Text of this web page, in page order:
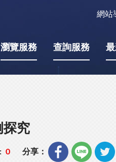
網站
瀏覽服務 查詢服務
探究
0 分享：